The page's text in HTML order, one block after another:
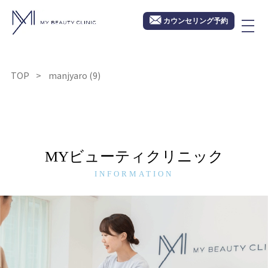
カウンセリング予約
TOP manjyaro (9)
MYビューティクリニック
INFORMATION